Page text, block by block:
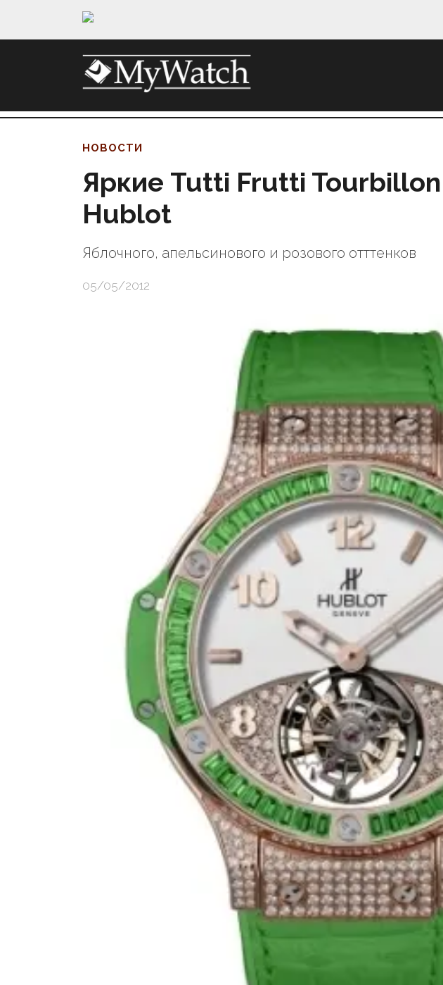
НОВОСТИ
Яркие Tutti Frutti Tourbillon
Hublot
Яблочного, апельсинового и розового отттенков
05/05/2012